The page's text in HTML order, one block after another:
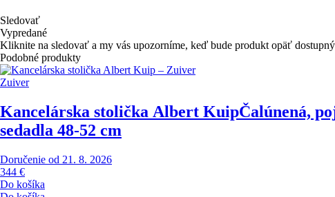
Sledovať
Vypredané
Kliknite na sledovať a my vás upozorníme, keď bude produkt opäť
Podobné produkty
Zuiver
Kancelárska stolička Albert KuipČalúnená,
sedadla 48-52 cm
Doručenie od 21. 8. 2026
344 €
Do košíka